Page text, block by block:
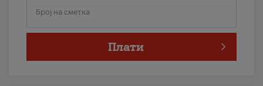
Број на сметка
Плати